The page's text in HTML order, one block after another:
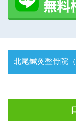
北尾鍼灸整骨院